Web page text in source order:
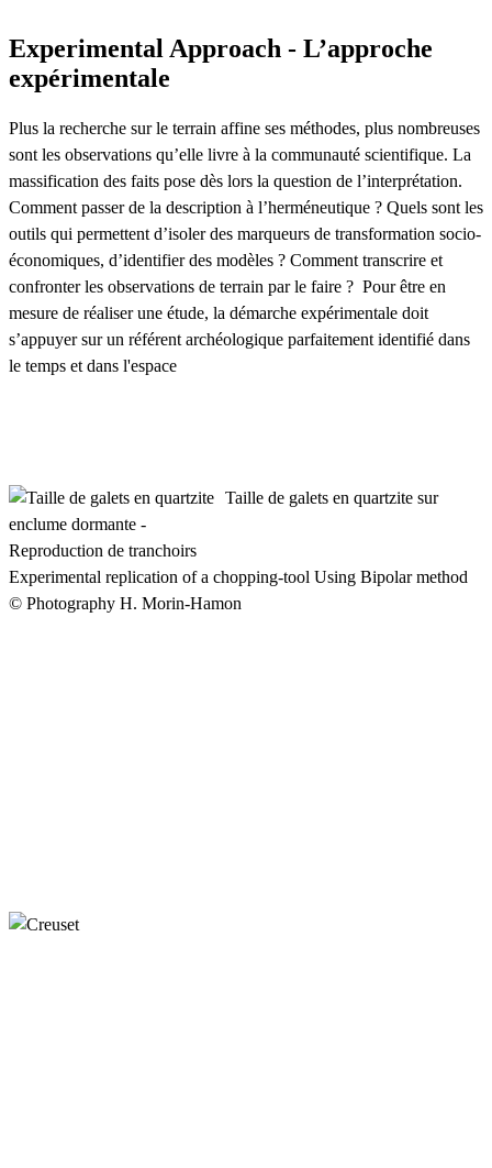
Experimental Approach - L’approche
expérimentale
Plus la recherche sur le terrain affine ses méthodes, plus nombreuses
sont les observations qu’elle livre à la communauté scientifique. La
massification des faits pose dès lors la question de l’interprétation.
Comment passer de la description à l’herméneutique ? Quels sont les
outils qui permettent d’isoler des marqueurs de transformation socio-
économiques, d’identifier des modèles ? Comment transcrire et
confronter les observations de terrain par le faire ? Pour être en
mesure de réaliser une étude, la démarche expérimentale doit
s’appuyer sur un référent archéologique parfaitement identifié dans
le temps et dans l'espace
Taille de galets en quartzite sur
enclume dormante -
Reproduction de tranchoirs
Experimental replication of a chopping-tool Using Bipolar method
© Photography H. Morin-Hamon